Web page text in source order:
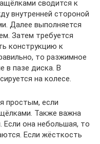
сводится к
внутренней стороной
Далее выполняется
Затем требуется
конструкцию к
то разжимное
в пазе диска. В
на колесе.
простым, если
Также важна
она небольшая, то
Если жёсткость